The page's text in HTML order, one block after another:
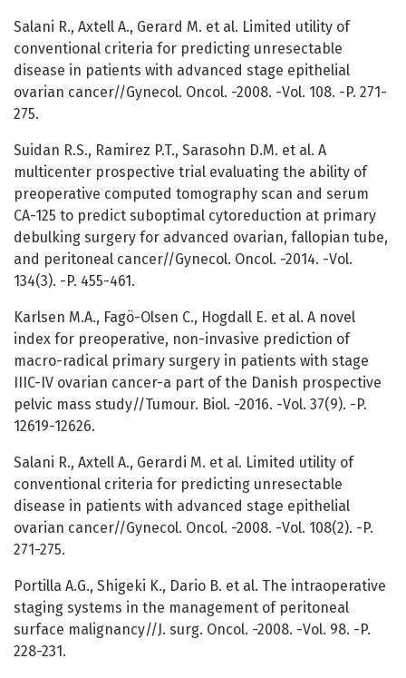
Salani R., Axtell A., Gerard M. et al. Limited utility of
conventional criteria for predicting unresectable
disease in patients with advanced stage epithelial
ovarian cancer//Gynecol. Oncol. -2008. -Vol. 108. -P. 271-
275.
Suidan R.S., Ramirez P.T., Sarasohn D.M. et al. A
multicenter prospective trial evaluating the ability of
preoperative computed tomography scan and serum
CA-125 to predict suboptimal cytoreduction at primary
debulking surgery for advanced ovarian, fallopian tube,
and peritoneal cancer//Gynecol. Oncol. -2014. -Vol.
134(3). -P. 455-461.
Karlsen M.A., Fagö-Olsen C., Hogdall E. et al. A novel
index for preoperative, non-invasive prediction of
macro-radical primary surgery in patients with stage
IIIC-IV ovarian cancer-a part of the Danish prospective
pelvic mass study//Tumour. Biol. -2016. -Vol. 37(9). -P.
12619-12626.
Salani R., Axtell A., Gerardi M. et al. Limited utility of
conventional criteria for predicting unresectable
disease in patients with advanced stage epithelial
ovarian cancer//Gynecol. Oncol. -2008. -Vol. 108(2). -P.
271-275.
Portilla A.G., Shigeki K., Dario B. et al. The intraoperative
staging systems in the management of peritoneal
surface malignancy//J. surg. Oncol. -2008. -Vol. 98. -P.
228-231.